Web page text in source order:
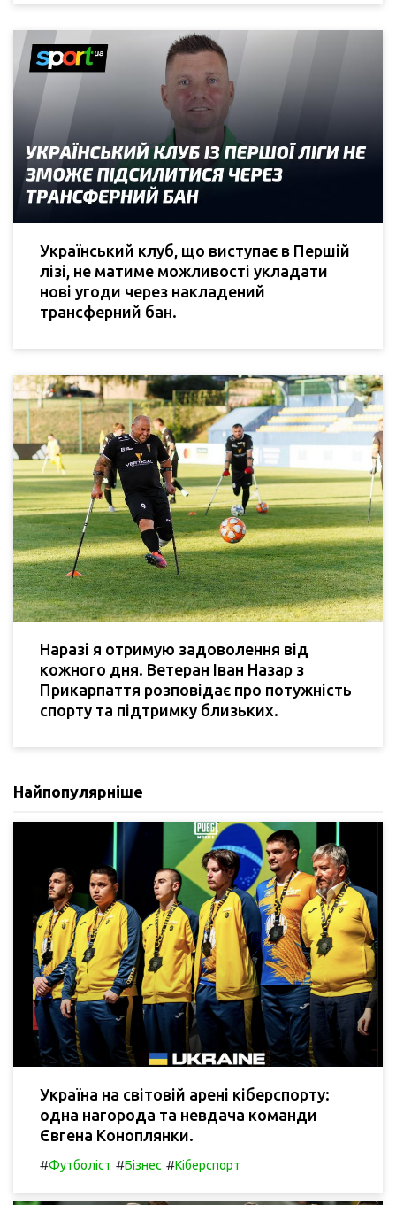
Український клуб, що виступає в Першій
лізі, не матиме можливості укладати
нові угоди через накладений
трансферний бан.
Наразі я отримую задоволення від
кожного дня. Ветеран Іван Назар з
Прикарпаття розповідає про потужність
спорту та підтримку близьких.
Найпопулярніше
Україна на світовій арені кіберспорту:
одна нагорода та невдача команди
Євгена Коноплянки.
#Футболіст #Бізнес #Кіберспорт